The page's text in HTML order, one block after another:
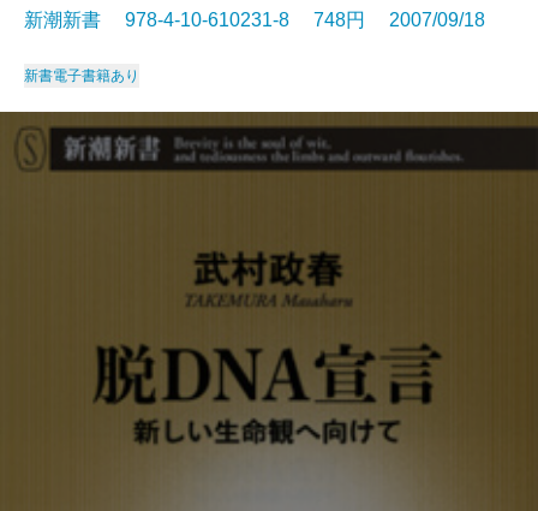
新潮新書 978-4-10-610231-8 748円 2007/09/18
新書電子書籍あり